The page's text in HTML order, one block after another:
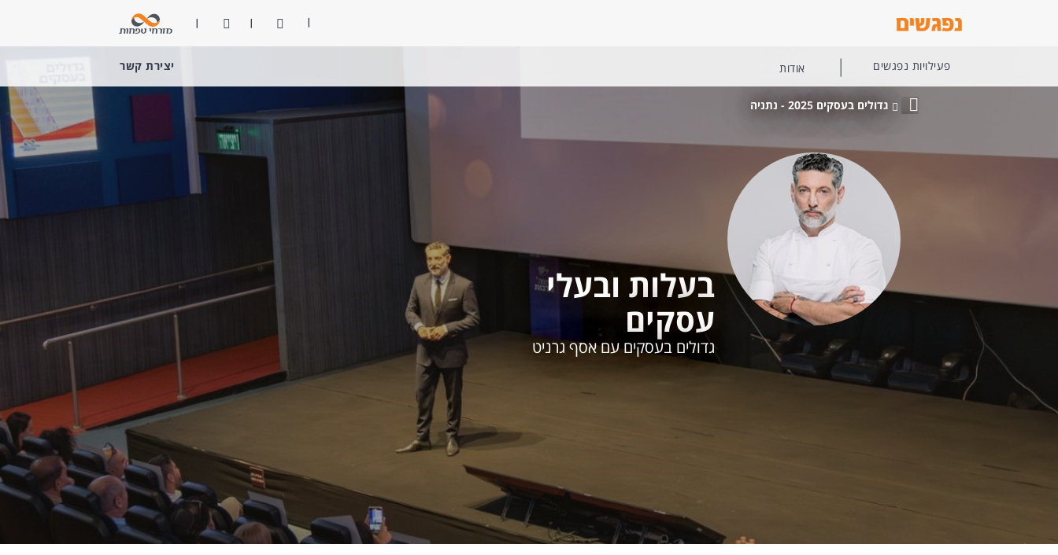
ניגודיות פתח חיפוש
פעילויות נפגשים אודות יצירת קשר
נפגשים
גדולים בעסקים 2025 - נתניה
בעלות ובעלי
עסקים
גדולים בעסקים עם אסף גרניט